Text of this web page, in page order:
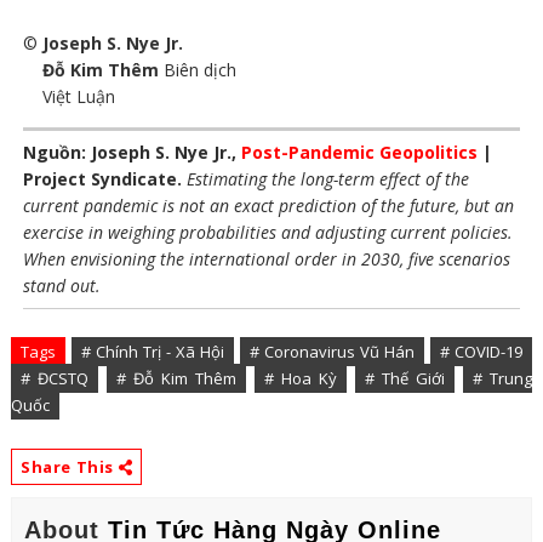
© Joseph S. Nye Jr.
Đỗ Kim Thêm Biên dịch
Việt Luận
Nguồn: Joseph S. Nye Jr., Post-Pandemic Geopolitics |
Project Syndicate. Estimating the long-term effect of the
current pandemic is not an exact prediction of the future, but an
exercise in weighing probabilities and adjusting current policies.
When envisioning the international order in 2030, five scenarios
stand out.
Tags # Chính Trị - Xã Hội # Coronavirus Vũ Hán
# COVID-19
# ĐCSTQ
# Đỗ Kim Thêm # Hoa Kỳ # Thế Giới
# Trung
Quốc
Share This
About Tin Tức Hàng Ngày Online